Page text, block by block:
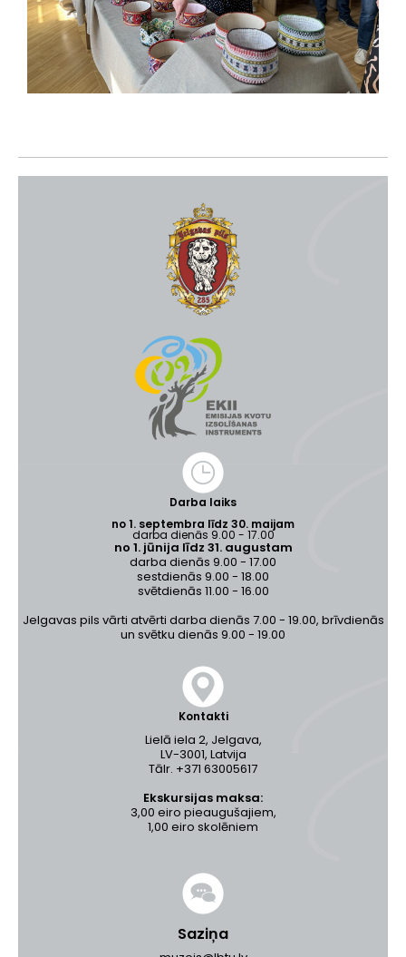
Darba laiks
no 1. septembra līdz 30. maijam
darba dienās 9.00 - 17.00
no 1. jūnija līdz 31. augustam
darba dienās 9.00 - 17.00
sestdienās 9.00 - 18.00
svētdienās 11.00 - 16.00
Jelgavas pils vārti atvērti darba dienās 7.00 - 19.00, brīvdienās
un svētku dienās 9.00 - 19.00
Kontakti
Lielā iela 2, Jelgava,
LV-3001, Latvija
Tālr. +371 63005617
Ekskursijas maksa:
3,00 eiro pieaugušajiem,
1,00 eiro skolēniem
Saziņa